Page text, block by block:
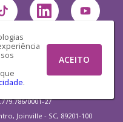
.
ACEITO
0001-27
Joinville - SC, 89201-100